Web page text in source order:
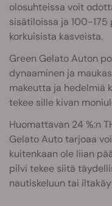
olosuhteissa voit
sisätiloissa ja 100-175
korkuisista kasveista.
Green Gelato Auton
dynaaminen ja
makeutta ja hedelmiä
tekee sille kivan
Huomattavan 24 %:n
Gelato Auto tarjoaa
kuitenkaan ole liian
pilvi tekee siitä
nautiskeluun tai